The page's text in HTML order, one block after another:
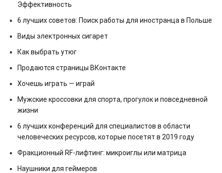
Эффективность
6 лучших советов: Поиск работы для иностранца в Польше
Виды электронных сигарет
Как выбрать утюг
Продаются страницы ВКонтакте
Хочешь играть — играй
Мужские кроссовки для спорта, прогулок и повседневной
жизни
6 лучших конференций для специалистов в области
человеческих ресурсов, которые посетят в 2019 году
Фракционный RF-лифтинг: микроиглы или матрица
Наушники для геймеров